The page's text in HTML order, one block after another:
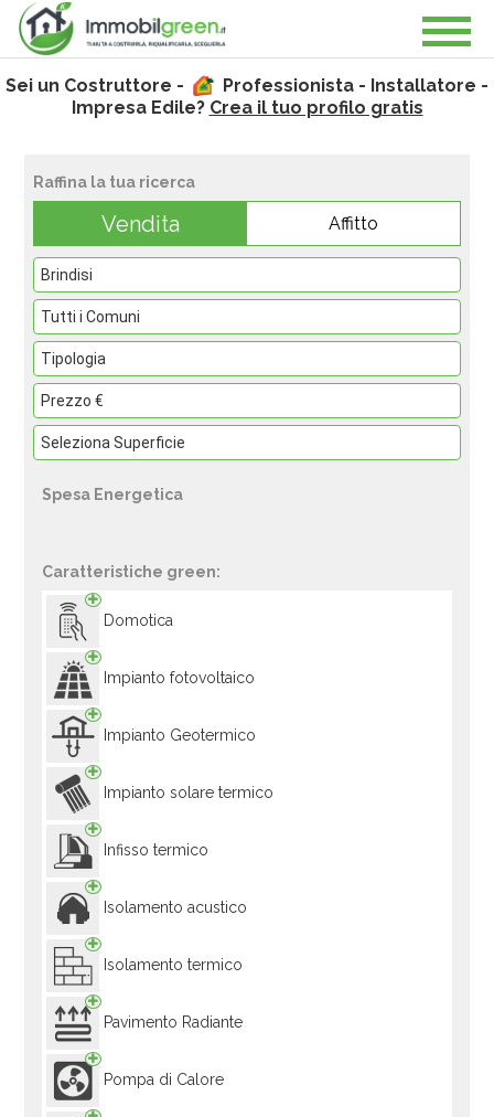
Sei un Costruttore -
Professionista - Installatore -
Impresa Edile? Crea il tuo profilo gratis
Raffina la tua ricerca
Vendita Affitto
Spesa Energetica
Caratteristiche green:
Domotica
Impianto fotovoltaico
Impianto Geotermico
Impianto solare termico
Infisso termico
Isolamento acustico
Isolamento termico
Pavimento Radiante
Pompa di Calore